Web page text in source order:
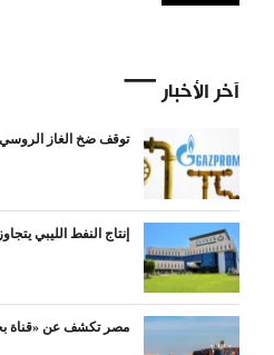
آخر الأخبار
توقف ضخ الغاز الروسي
إنتاج النفط الليبي
مصر تكشف عن «قناة